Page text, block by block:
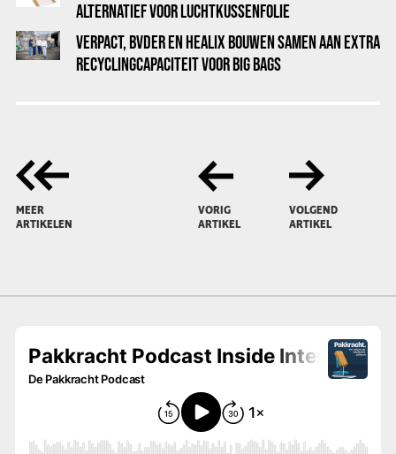
ALTERNATIEF VOOR LUCHTKUSSENFOLIE
VERPACT, BVDER EN HEALIX BOUWEN SAMEN AAN EXTRA
RECYCLINGCAPACITEIT VOOR BIG BAGS
MEER
ARTIKELEN
VORIG
ARTIKEL
VOLGEND
ARTIKEL